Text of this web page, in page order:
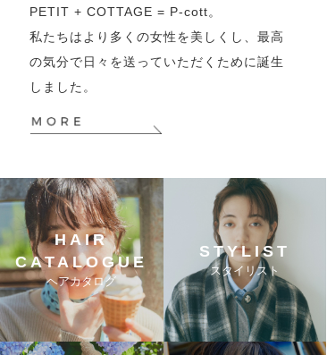
PETIT + COTTAGE = P-cott。
私たちはより多くの女性を美しくし、最高
の気分で日々を送っていただくために誕生
しました。
HAIR
CATALOGUE
ヘアカタログ
STYLIST
スタイリスト